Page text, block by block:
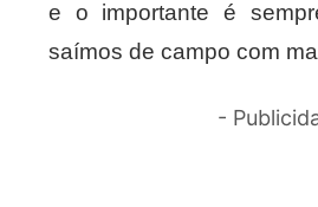
e o importante é
saímos de campo com
-